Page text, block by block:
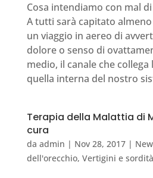
Cosa intendiamo con mal
A tutti sarà capitato
un viaggio in aereo di
dolore o senso di
medio, il canale che
quella interna del nostro
Terapia della Malattia di
cura
da admin | Nov 28, 2017|
dell'orecchio, Vertigini e sordità